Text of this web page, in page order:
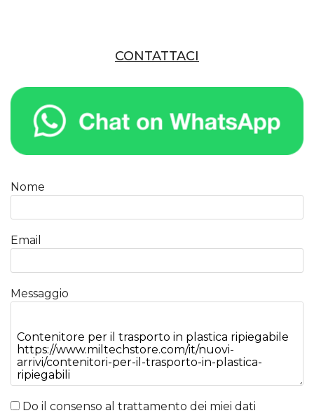
CONTATTACI
Nome
Email
Messaggio
Do il consenso al trattamento dei miei dati